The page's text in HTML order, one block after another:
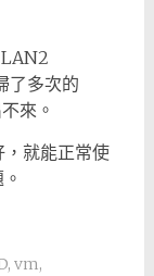
了多次的
來。
就能正常使
, vm,